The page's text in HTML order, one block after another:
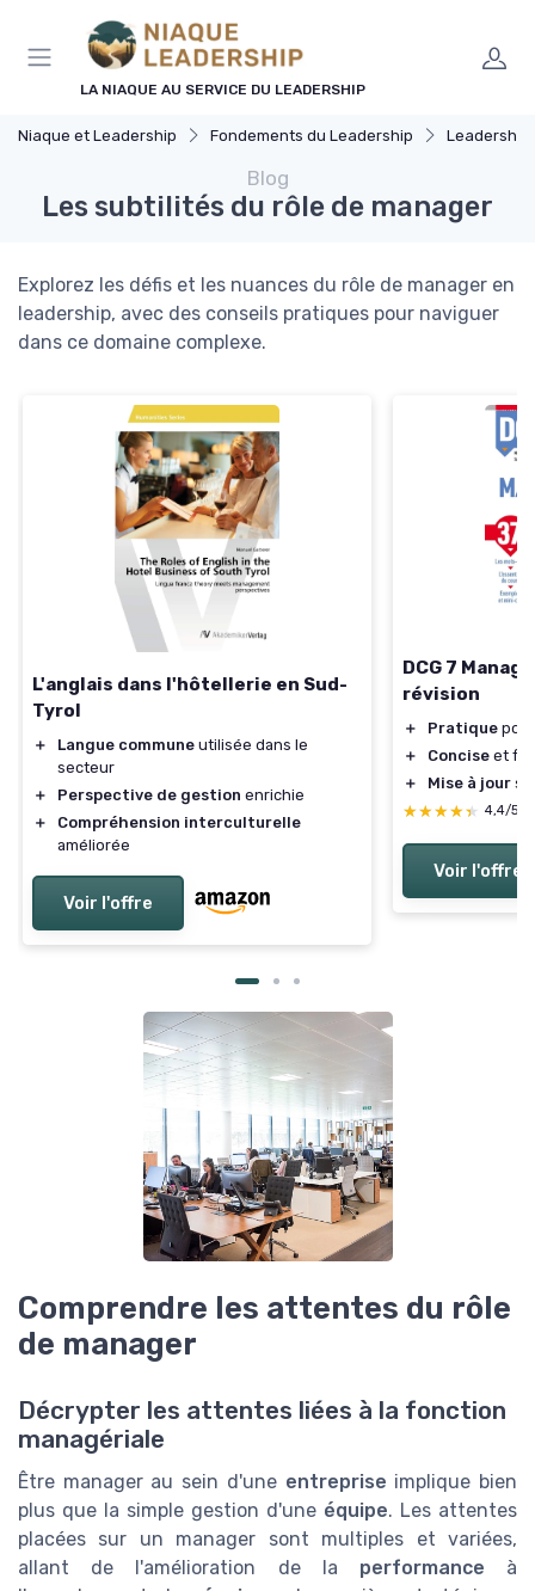
LA NIAQUE AU SERVICE DU LEADERSHIP
Niaque et Leadership Fondements du Leadership Leadership
Blog
Les subtilités du rôle de manager
Explorez les défis et les nuances du rôle de manager en
leadership, avec des conseils pratiques pour naviguer
dans ce domaine complexe.
L'anglais dans l'hôtellerie en Sud-
Tyrol
＋ Langue commune utilisée dans le
secteur
＋
Perspective de gestion enrichie
＋
Compréhension interculturelle
améliorée
Voir l'offre
DCG 7
révision
＋ Pratique
＋
Concise et
＋
Mise à jour
★★★★★
★★★★★ 4,4/5
Voir l'offre
Comprendre les attentes du rôle
de manager
Décrypter les attentes liées à la fonction
managériale
Être manager au sein d'une entreprise implique bien
plus que la simple gestion d'une équipe. Les attentes
placées sur un manager sont multiples et variées,
allant de l'amélioration de la performance à